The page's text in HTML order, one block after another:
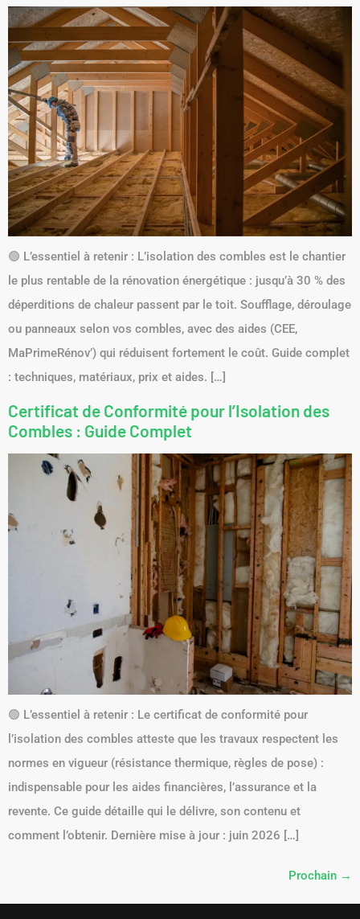
🟢 L’essentiel à retenir : L’isolation des combles est le chantier
le plus rentable de la rénovation énergétique : jusqu’à 30 % des
déperditions de chaleur passent par le toit. Soufflage, déroulage
ou panneaux selon vos combles, avec des aides (CEE,
MaPrimeRénov’) qui réduisent fortement le coût. Guide complet
: techniques, matériaux, prix et aides. […]
Certificat de Conformité pour l’Isolation des
Combles : Guide Complet
🟢 L’essentiel à retenir : Le certificat de conformité pour
l’isolation des combles atteste que les travaux respectent les
normes en vigueur (résistance thermique, règles de pose) :
indispensable pour les aides financières, l’assurance et la
revente. Ce guide détaille qui le délivre, son contenu et
comment l’obtenir. Dernière mise à jour : juin 2026 […]
Prochain →